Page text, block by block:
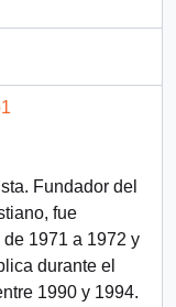
Fundador del
fue
1971 a 1972 y
durante el
1990 y 1994.